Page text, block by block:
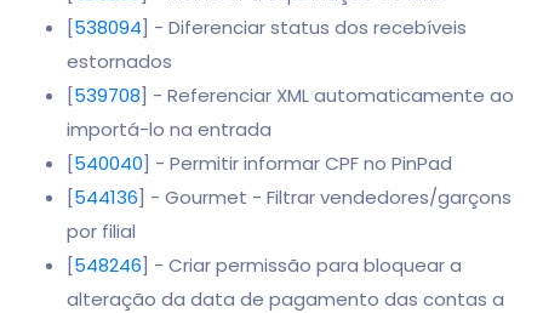
[538094] - Diferenciar status dos recebíveis
estornados
[539708] - Referenciar XML automaticamente ao
importá-lo na entrada
[540040] - Permitir informar CPF no PinPad
[544136] - Gourmet - Filtrar vendedores/garçons
por filial
[548246] - Criar permissão para bloquear a
alteração da data de pagamento das contas a